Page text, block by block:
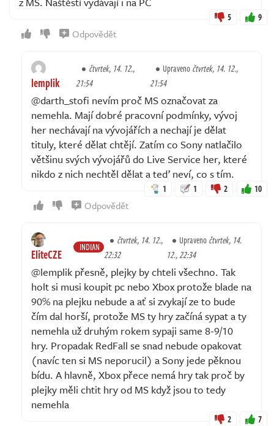
5 9
Odpovědět
lemplik
čtvrtek, 14. 12.,
21:54
Upravenočtvrtek, 14. 12.,
21:54
@darth_stofi nevím proč MS označovat za
nemehla. Mají dobré pracovní podmínky, vývoj
her nechávají na vývojářích a nechají je dělat
tituly, které dělat chtějí. Zatím co Sony natlačilo
většinu svých vývojářů do Live Service her, které
nikdo z nich nechtěl dělat a teď neví, co s tím.
1 1 2 10
Odpovědět
EliteCZE INDIAN
čtvrtek, 14. 12.,
22:32
Upravenočtvrtek, 14.
12., 22:34
@lemplik přesně, plejky by chteli všechno. Tak
holt si musi koupit pc nebo Xbox protože blade na
90% na plejku nebude a ať si zvykají ze to bude
čím dal horší, protože MS ty hry začíná sypat a ty
nemehla už druhým rokem sypaji same 8-9/10
hry. Propadak RedFall se snad nebude opakovat
(navíc ten si MS neporucil) a Sony jede pěknou
bídu. A hlavně, Xbox přece nemá hry tak proč by
plejky měli chtit hry od MS když jsou to tedy
nemehla
2 7